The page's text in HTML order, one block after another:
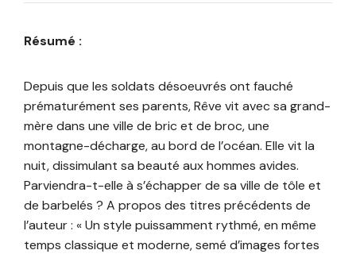
Résumé :
Depuis que les soldats désoeuvrés ont fauché
prématurément ses parents, Rêve vit avec sa grand-
mère dans une ville de bric et de broc, une
montagne-décharge, au bord de l’océan. Elle vit la
nuit, dissimulant sa beauté aux hommes avides.
Parviendra-t-elle à s’échapper de sa ville de tôle et
de barbelés ? A propos des titres précédents de
l’auteur : « Un style puissamment rythmé, en même
temps classique et moderne, semé d’images fortes